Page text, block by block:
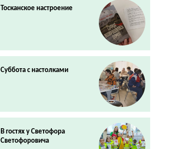
Тосканское настроение
Суббота с настолками
В гостях у Светофора
Светофоровича